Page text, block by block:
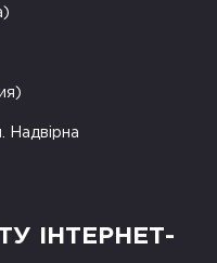
Надвірна
ІНТЕРНЕТ-